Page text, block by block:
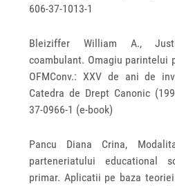
606-37-1013-1
Bleiziffer William A.,
coambulant. Omagiu parintelui
OFMConv.: XXV de ani de
Catedra de Drept Canonic
37-0966-1 (e-book)
Pancu Diana Crina,
parteneriatului educational
primar. Aplicatii pe baza